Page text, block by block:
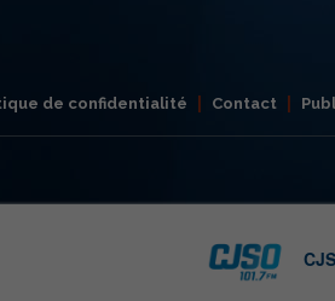
de confidentialité Contact